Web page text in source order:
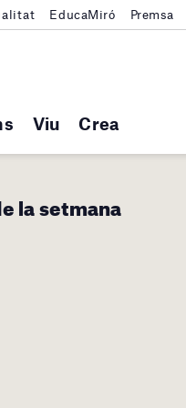
Viu Crea
EducaMiró Premsa
la setmana